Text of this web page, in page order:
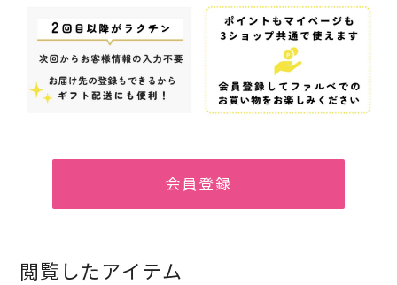
会員登録
閲覧したアイテム